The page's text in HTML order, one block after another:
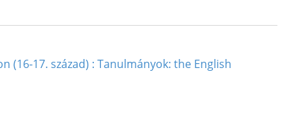
(16-17. század) : Tanulmányok: the English